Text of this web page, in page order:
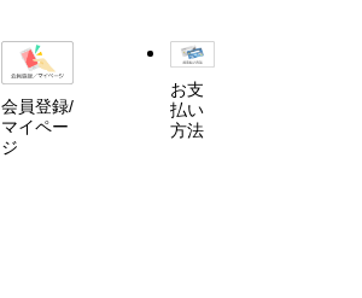
会員登録/
マイペー
ジ
お支
払い
方法